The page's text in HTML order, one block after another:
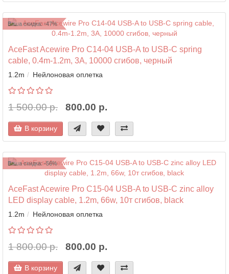
Ваша скидка: -47%
AceFast Acewire Pro C14-04 USB-A to USB-C spring
cable, 0.4m-1.2m, 3A, 10000 сгибов, черный
1.2m Нейлоновая оплетка
1 500.00 р. 800.00 р.
В корзину
Ваша скидка: -56%
AceFast Acewire Pro C15-04 USB-A to USB-C zinc alloy
LED display cable, 1.2m, 66w, 10т сгибов, black
1.2m Нейлоновая оплетка
1 800.00 р. 800.00 р.
В корзину